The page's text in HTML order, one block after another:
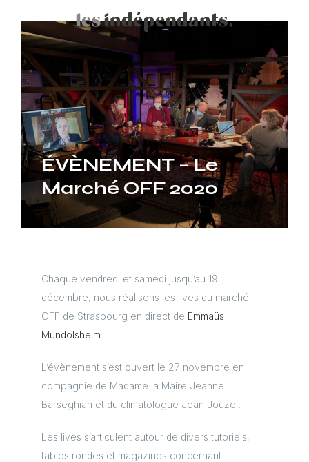
ÉVÈNEMENT – Le
Marché OFF 2020
Chaque vendredi et samedi jusqu’au 19
décembre, nous réalisons les lives du marché
OFF de Strasbourg en direct de Emmaüs
Mundolsheim .
L’évènement s’est ouvert le 27 novembre en
compagnie de Madame la Maire Jeanne
Barseghian et du climatologue Jean Jouzel.
Les lives s’articulent autour de divers tutoriels,
tables rondes et magazines concernant